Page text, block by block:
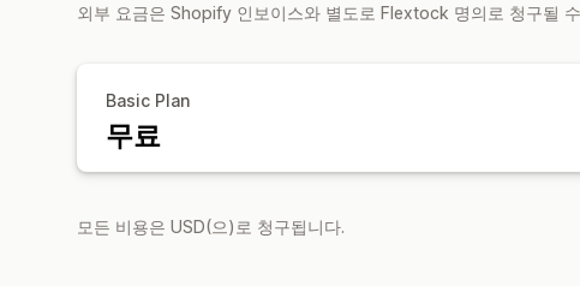
외부 요금은 Shopify 인보이스와 별도로 Flextock 명의로 청구될
Basic Plan
무료
모든 비용은 USD(으)로 청구됩니다.